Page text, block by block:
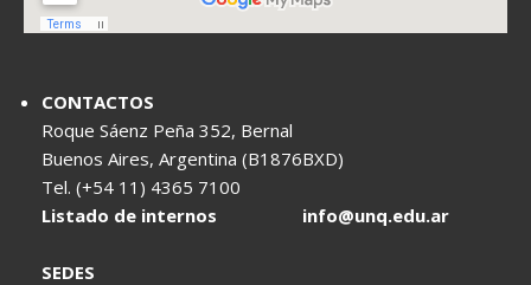
CONTACTOS
Roque Sáenz Peña 352, Bernal
Buenos Aires, Argentina (B1876BXD)
Tel. (+54 11) 4365 7100
Listado de internos
info@unq.edu.ar
SEDES